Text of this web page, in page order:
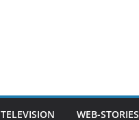
TELEVISION WEB-STORIES